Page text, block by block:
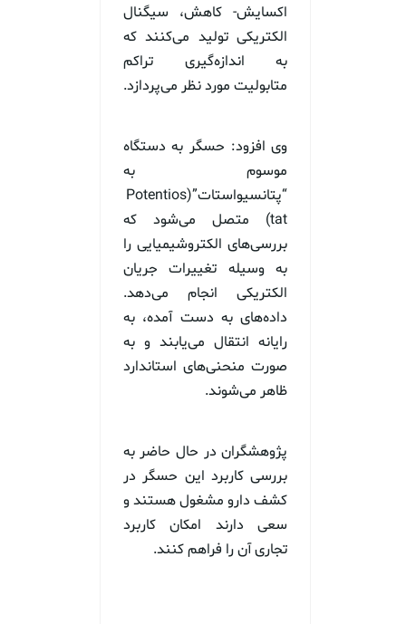
اکسایش- کاهش، سیگنال
الکتریکی تولید می‌کنند که
به اندازه‌گیری تراکم
متابولیت مورد نظر می‌پردازد.
وی افزود: حسگر به دستگاه
موسوم به
“پتانسیواستات”(Potentios
tat) متصل می‌شود که
بررسی‌های الکتروشیمیایی را
به وسیله تغییرات جریان
الکتریکی انجام می‌دهد.
داده‌های به دست آمده، به
رایانه انتقال می‌یابند و به
صورت منحنی‌های استاندارد
ظاهر می‌شوند.
پژوهشگران در حال حاضر به
بررسی کاربرد این حسگر در
کشف دارو مشغول هستند و
سعی دارند امکان کاربرد
تجاری آن را فراهم کنند.